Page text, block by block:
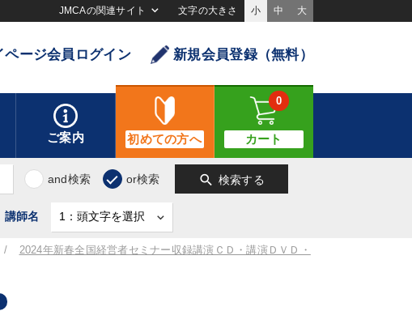
JMCAの関連サイト 文字の大きさ 小 中 大
ページ会員ログイン 新規会員登録（無料）
ご案内 初めての方へ カート
0
and検索 or検索 search 検索する
講師名
2024年新春全国経営者セミナー収録講演ＣＤ・講演ＤＶＤ・